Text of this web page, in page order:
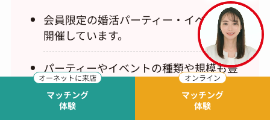
会員限定の婚活パーティー・イベントを
開催しています。
パーティーやイベントの種類や規模も豊
富にご用意。アットホームなパーティー
からスポーツ・カルチャー体験イベント
まで、自分の趣向に合わせて参加できま
マッチング
体験
マッチング
体験